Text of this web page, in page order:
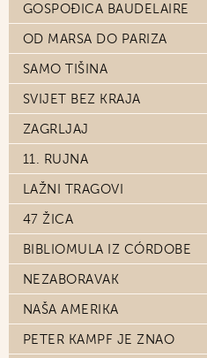
GOSPOĐICA BAUDELAIRE
OD MARSA DO PARIZA
SAMO TIŠINA
SVIJET BEZ KRAJA
ZAGRLJAJ
11. RUJNA
LAŽNI TRAGOVI
47 ŽICA
BIBLIOMULA IZ CÓRDOBE
NEZABORAVAK
NAŠA AMERIKA
PETER KAMPF JE ZNAO